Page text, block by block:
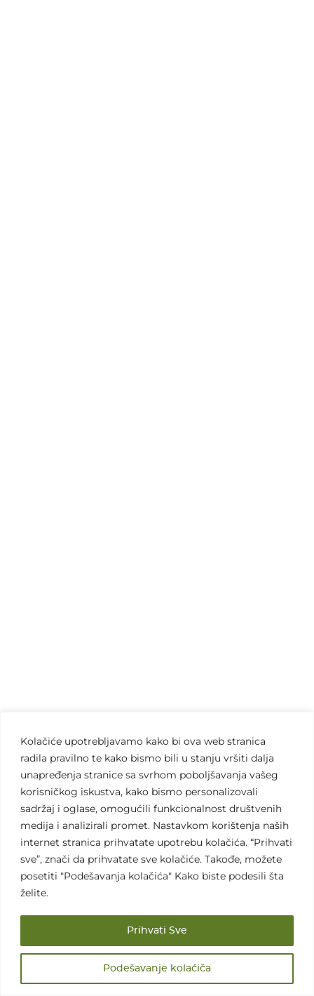
Kolačiće upotrebljavamo kako bi ova web stranica
radila pravilno te kako bismo bili u stanju vršiti dalja
unapređenja stranice sa svrhom poboljšavanja vašeg
korisničkog iskustva, kako bismo personalizovali
sadržaj i oglase, omogućili funkcionalnost društvenih
medija i analizirali promet. Nastavkom korištenja naših
internet stranica prihvatate upotrebu kolačića. “Prihvati
sve”, znači da prihvatate sve kolačiće. Takođe, možete
posetiti "Podešavanja kolačića" Kako biste podesili šta
želite.
Podešavanje kolaćiča
Prihvati Sve